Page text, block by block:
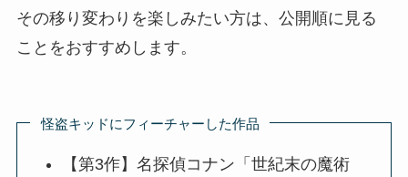
その移り変わりを楽しみたい方は、公開順に見る
ことをおすすめします。
怪盗キッドにフィーチャーした作品
【第3作】名探偵コナン「世紀末の魔術